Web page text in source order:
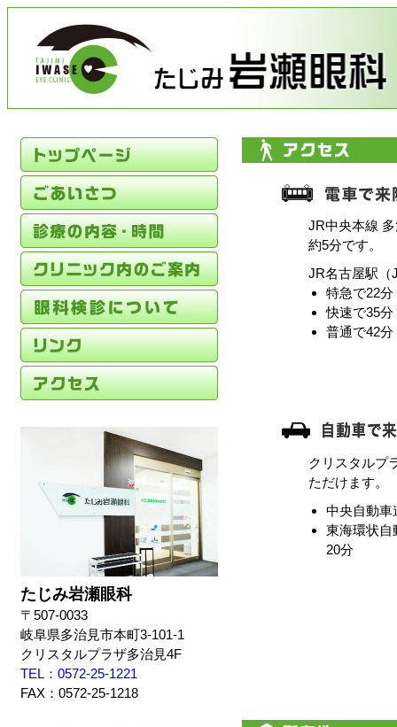
たじみ岩瀬眼科
〒507-0033
岐阜県多治見市本町3-101-1
クリスタルプラザ多治見4F
TEL：0572-25-1221
FAX：0572-25-1218
JR中央本線
約5分です。
JR名古屋駅（
特急で22分
快速で35分
普通で42分
クリスタルプ
ただけます。
中央自動車
東海環状自
20分